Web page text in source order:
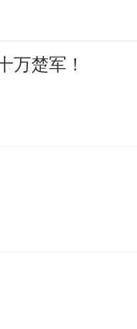
万楚军！